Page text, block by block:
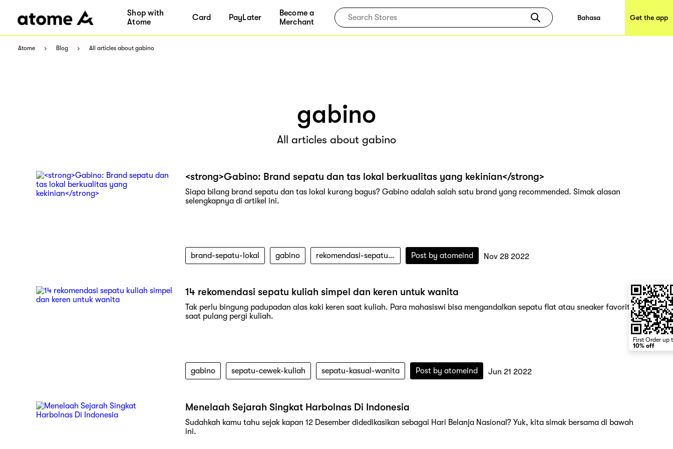
Shop with
Atome
Card PayLater
Become a
Merchant
Bahasa Get the app
Atome Blog All articles about gabino
gabino
All articles about gabino
<strong>Gabino: Brand sepatu dan tas lokal berkualitas yang kekinian</strong>
Siapa bilang brand sepatu dan tas lokal kurang bagus? Gabino adalah salah satu brand yang recommended. Simak alasan
selengkapnya di artikel ini.
brand-sepatu-lokal gabino rekomendasi-sepatu-wanita Post by atomeind Nov 28 2022
14 rekomendasi sepatu kuliah simpel dan keren untuk wanita
Tak perlu bingung padupadan alas kaki keren saat kuliah. Para mahasiswi bisa mengandalkan sepatu flat atau sneaker favorit
saat pulang pergi kuliah.
gabino sepatu-cewek-kuliah sepatu-kasual-wanita Post by atomeind Jun 21 2022
Menelaah Sejarah Singkat Harbolnas Di Indonesia
Sudahkah kamu tahu sejak kapan 12 Desember didedikasikan sebagai Hari Belanja Nasional? Yuk, kita simak bersama di bawah
ini.
First Order up
10% off